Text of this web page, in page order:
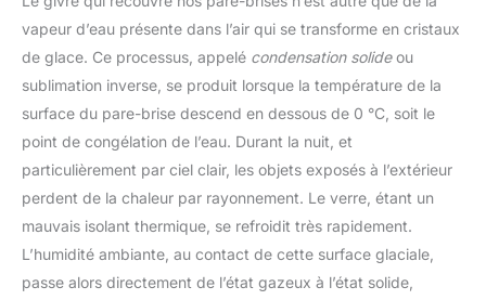
vapeur d’eau présente dans l’air qui se transforme en cristaux
de glace. Ce processus, appelé condensation solideou
sublimation inverse, se produit lorsque la température de la
surface du pare-brise descend en dessous de 0 °C, soit le
point de congélation de l’eau. Durant la nuit, et
particulièrement par ciel clair, les objets exposés à l’extérieur
perdent de la chaleur par rayonnement. Le verre, étant un
mauvais isolant thermique, se refroidit très rapidement.
L’humidité ambiante, au contact de cette surface glaciale,
passe alors directement de l’état gazeux à l’état solide,